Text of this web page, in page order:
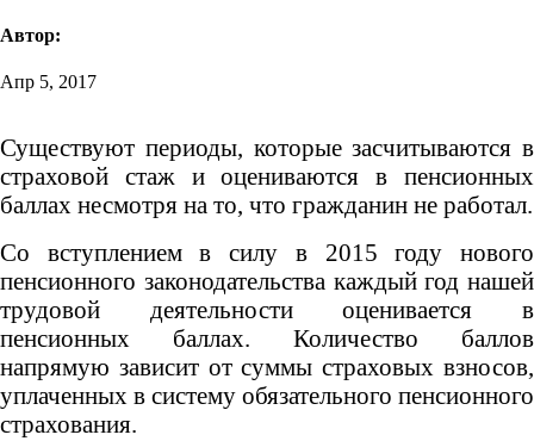
Автор:
Апр 5, 2017
Существуют периоды, которые засчитываются в
страховой стаж и оцениваются в пенсионных
баллах несмотря на то, что гражданин не работал.
Со вступлением в силу в 2015 году нового
пенсионного законодательства каждый год нашей
трудовой деятельности оценивается в
пенсионных баллах. Количество баллов
напрямую зависит от суммы страховых взносов,
уплаченных в систему обязательного пенсионного
страхования.